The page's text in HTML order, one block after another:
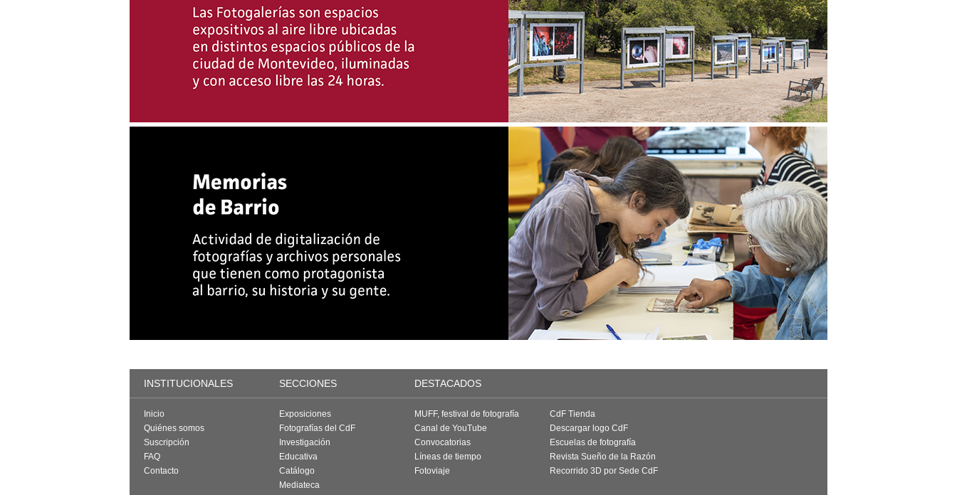
INSTITUCIONALES SECCIONES DESTACADOS
Inicio
Quiénes somos
Suscripción
FAQ
Contacto
Exposiciones
Fotografías del CdF
Investigación
Educativa
Catálogo
Mediateca
MUFF, festival de fotografía
Canal de YouTube
Convocatorias
Líneas de tiempo
Fotoviaje
CdF Tienda
Descargar logo CdF
Escuelas de fotografía
Revista Sueño de la Razón
Recorrido 3D por Sede CdF